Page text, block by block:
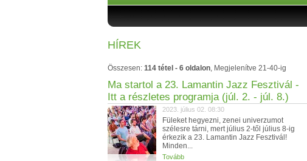
HÍREK
Összesen: 114 tétel - 6 oldalon, Megjelenítve 21-40-ig
Ma startol a 23. Lamantin Jazz Fesztivál -
Itt a részletes programja (júl. 2. - júl. 8.)
2023. július 02. 08:30
Füleket hegyezni, zenei univerzumot
szélesre tárni, mert július 2-től július 8-ig
érkezik a 23. Lamantin Jazz Fesztivál!
Minden...
Tovább